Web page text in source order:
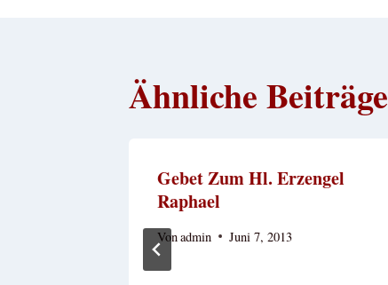
Ähnliche Beiträge
Gebet Zum Hl. Erzengel
Raphael
Vonadmin Juni 7, 2013